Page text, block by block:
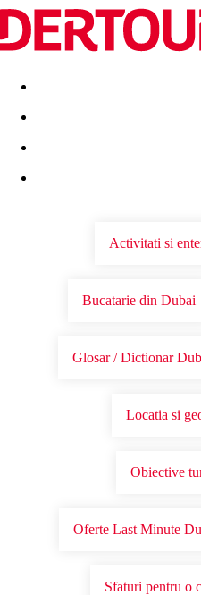
Destinatii Vacanta perfecta
Activitati si
Bucatarie din Dubai
Glosar / Dictionar
Locatia si
Obiective
Oferte Last Minute
Sfaturi pentru o